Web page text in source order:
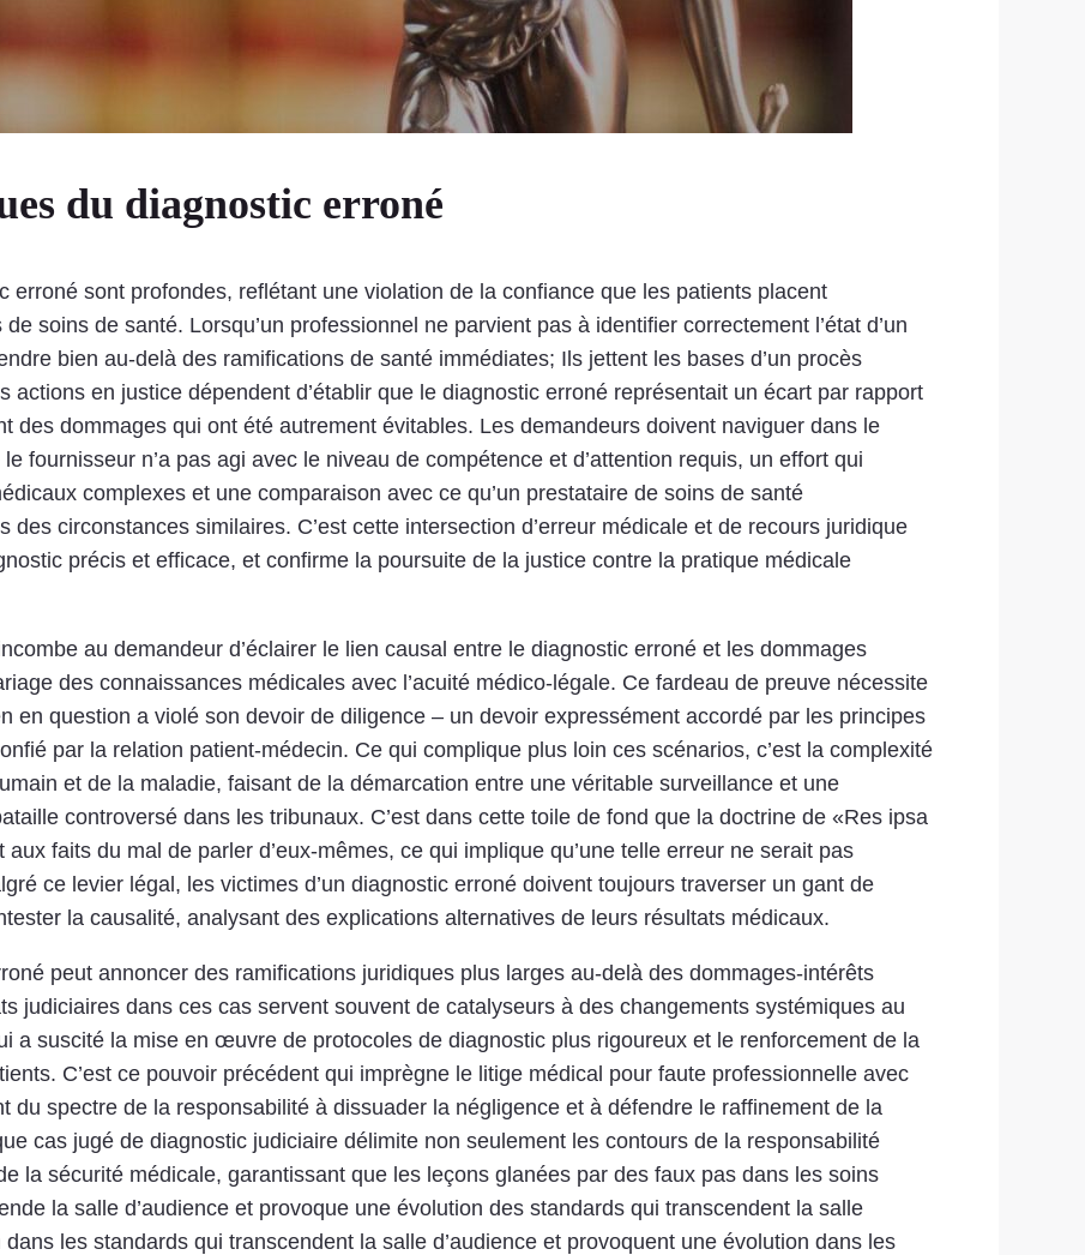
du diagnostic erroné
erroné sont profondes, reflétant une violation de la confiance que les patients placent
soins de santé. Lorsqu’un professionnel ne parvient pas à identifier correctement l’état d’un
bien au-delà des ramifications de santé immédiates; Ils jettent les bases d’un procès
actions en justice dépendent d’établir que le diagnostic erroné représentait un écart par rapport
des dommages qui ont été autrement évitables. Les demandeurs doivent naviguer dans le
fournisseur n’a pas agi avec le niveau de compétence et d’attention requis, un effort qui
complexes et une comparaison avec ce qu’un prestataire de soins de santé
des circonstances similaires. C’est cette intersection d’erreur médicale et de recours juridique
précis et efficace, et confirme la poursuite de la justice contre la pratique médicale
au demandeur d’éclairer le lien causal entre le diagnostic erroné et les dommages
des connaissances médicales avec l’acuité médico-légale. Ce fardeau de preuve nécessite
en question a violé son devoir de diligence – un devoir expressément accordé par les principes
par la relation patient-médecin. Ce qui complique plus loin ces scénarios, c’est la complexité
et de la maladie, faisant de la démarcation entre une véritable surveillance et une
controversé dans les tribunaux. C’est dans cette toile de fond que la doctrine de «Res ipsa
faits du mal de parler d’eux-mêmes, ce qui implique qu’une telle erreur ne serait pas
ce levier légal, les victimes d’un diagnostic erroné doivent toujours traverser un gant de
la causalité, analysant des explications alternatives de leurs résultats médicaux.
peut annoncer des ramifications juridiques plus larges au-delà des dommages-intérêts
judiciaires dans ces cas servent souvent de catalyseurs à des changements systémiques au
a suscité la mise en œuvre de protocoles de diagnostic plus rigoureux et le renforcement de la
C’est ce pouvoir précédent qui imprègne le litige médical pour faute professionnelle avec
du spectre de la responsabilité à dissuader la négligence et à défendre le raffinement de la
cas jugé de diagnostic judiciaire délimite non seulement les contours de la responsabilité
la sécurité médicale, garantissant que les leçons glanées par des faux pas dans les soins
la salle d’audience et provoque une évolution des standards qui transcendent la salle
les standards qui transcendent la salle d’audience et provoquent une évolution dans les